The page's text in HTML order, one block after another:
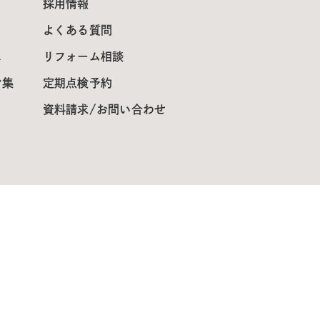
集
採用情報
よくある質問
リフォーム相談
定期点検予約
資料請求/お問い合わせ